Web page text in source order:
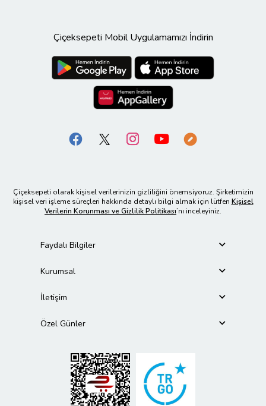
Çiçeksepeti Mobil Uygulamamızı İndirin
Çiçeksepeti olarak kişisel verilerinizin gizliliğini önemsiyoruz. Şirketimizin
kişisel veri işleme süreçleri hakkında detaylı bilgi almak için lütfen Kişisel
Verilerin Korunması ve Gizlilik Politikası’nı inceleyiniz.
Faydalı Bilgiler
Kurumsal
İletişim
Özel Günler